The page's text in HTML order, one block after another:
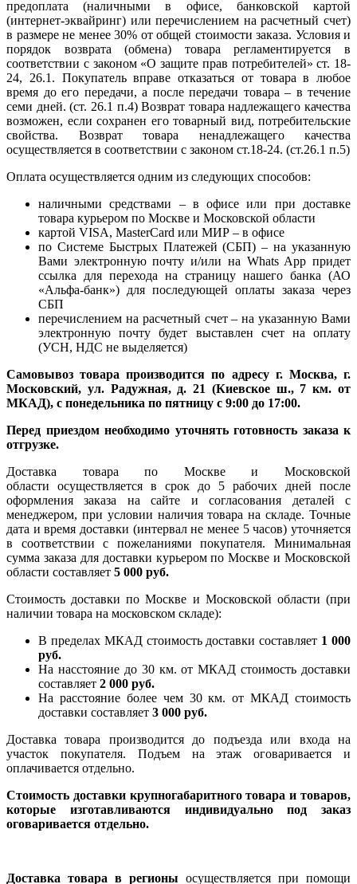
предоплата (наличными в офисе, банковской картой
(интернет-эквайринг) или перечислением на расчетный счет)
в размере не менее 30% от общей стоимости заказа. Условия и
порядок возврата (обмена) товара регламентируется в
соответствии с законом «О защите прав потребителей» ст. 18-
24, 26.1. Покупатель вправе отказаться от товара в любое
время до его передачи, а после передачи товара – в течение
семи дней. (ст. 26.1 п.4) Возврат товара надлежащего качества
возможен, если сохранен его товарный вид, потребительские
свойства. Возврат товара ненадлежащего качества
осуществляется в соответствии с законом ст.18-24. (ст.26.1 п.5)
Оплата осуществляется одним из следующих способов:
наличными средствами – в офисе или при доставке
товара курьером по Москве и Московской области
картой VISA, MasterCard или МИР – в офисе
по Системе Быстрых Платежей (СБП) – на указанную
Вами электронную почту и/или на Whats App придет
ссылка для перехода на страницу нашего банка (АО
«Альфа-банк») для последующей оплаты заказа через
СБП
перечислением на расчетный счет – на указанную Вами
электронную почту будет выставлен счет на оплату
(УСН, НДС не выделяется)
Самовывоз товара производится по адресу г. Москва, г.
Московский, ул. Радужная, д. 21 (Киевское ш., 7 км. от
МКАД), с понедельника по пятницу с 9:00 до 17:00.
Перед приездом необходимо уточнять готовность заказа к
отгрузке.
Доставка товара по Москве и Московской
области осуществляется в срок до 5 рабочих дней после
оформления заказа на сайте и согласования деталей с
менеджером, при условии наличия товара на складе. Точные
дата и время доставки (интервал не менее 5 часов) уточняется
в соответствии с пожеланиями покупателя. Минимальная
сумма заказа для доставки курьером по Москве и Московской
области составляет 5 000 руб.
Стоимость доставки по Москве и Московской области (при
наличии товара на московском складе):
В пределах МКАД стоимость доставки составляет 1 000
руб.
На насcтояние до 30 км. от МКАД стоимость доставки
составляет 2 000 руб.
На расстояние более чем 30 км. от МКАД стоимость
доставки составляет 3 000 руб.
Доставка товара производится до подъезда или входа на
участок покупателя. Подъем на этаж оговаривается и
оплачивается отдельно.
Стоимость доставки крупногабаритного товара и товаров,
которые изготавливаются индивидуально под заказ
оговаривается отдельно.
Доставка товара в регионы осуществляется при помощи